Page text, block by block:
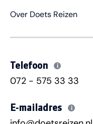
Over Doets Reizen
Telefoon i
072 - 575 33 33
E-mailadres i